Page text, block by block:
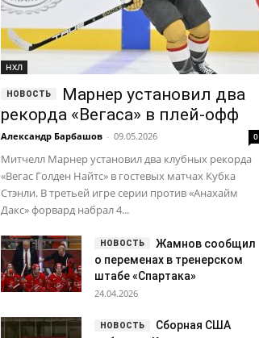
НХЛ
Марнер установил два
рекорда «Вегаса» в плей-офф
Александр Барбашов - 09.05.2026 0
Митчелл Марнер установил два клубных рекорда
«Вегас Голден Найтс» в гостевых матчах Кубка
Стэнли. В третьей игре серии против «Анахайм
Дакс» форвард набрал 4...
Жамнов сообщил
о переменах в тренерском
штабе «Спартака»
24.04.2026
Сборная США